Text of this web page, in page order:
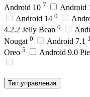
Android 10 7 Android
Android 14 0
4.2.2 Jelly Bean 0
Nougat 0 Android 7.1 1
Oreo 5 Android 9.0 Pie
Тип управления